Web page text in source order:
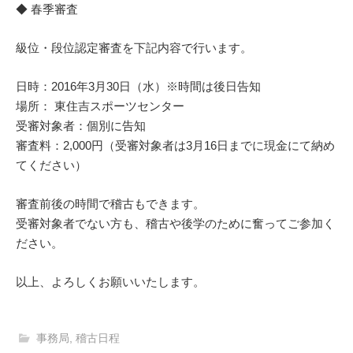
◆ 春季審査
級位・段位認定審査を下記内容で行います。
日時：2016年3月30日（水）※時間は後日告知
場所： 東住吉スポーツセンター
受審対象者：個別に告知
審査料：2,000円（受審対象者は3月16日までに現金にて納め
てください）
審査前後の時間で稽古もできます。
受審対象者でない方も、稽古や後学のために奮ってご参加く
ださい。
以上、よろしくお願いいたします。
事務局 稽古日程